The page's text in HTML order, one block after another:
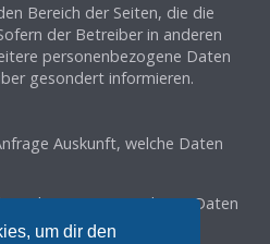
um dir den
Bereich der Seiten, die die
der Betreiber in anderen
personenbezogene Daten
gesondert informieren.
Auskunft, welche Daten
bzw. Sperrung deiner Daten
bitte den Betreiber.